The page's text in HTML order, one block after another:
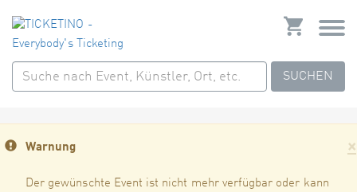
SUCHEN
×
Warnung
Der gewünschte Event ist nicht mehr verfügbar oder kann